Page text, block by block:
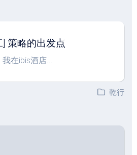
策略的出发点
在ibis酒店...
乾行